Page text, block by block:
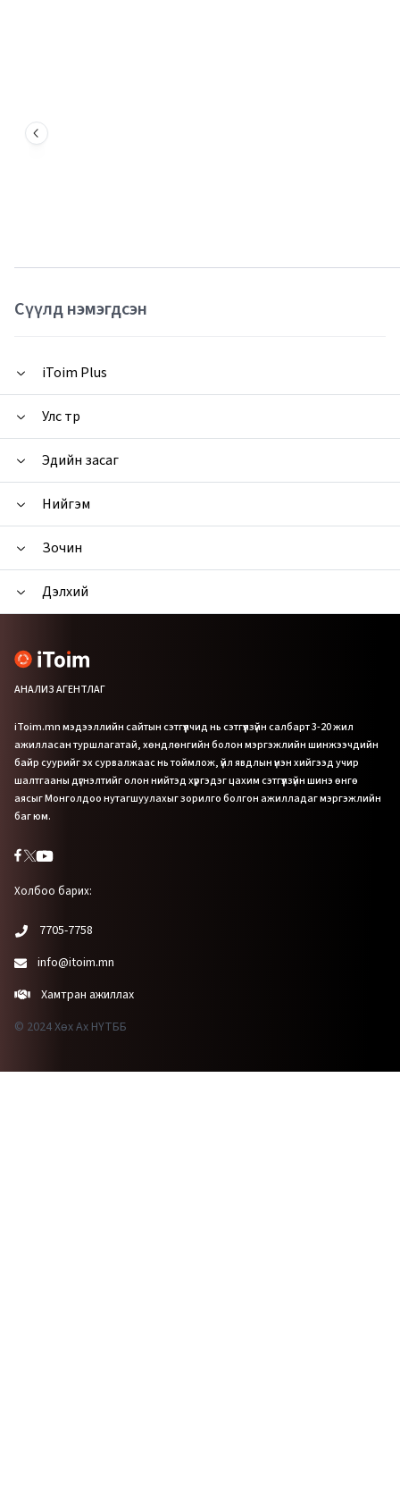
Сүүлд нэмэгдсэн
iToim Plus
Улс төр
Эдийн засаг
Нийгэм
Зочин
Дэлхий
АНАЛИЗ АГЕНТЛАГ
iToim.mn мэдээллийн сайтын сэтгүүлчид нь сэтгүүлзүйн салбарт 3-20 жил
ажилласан туршлагатай, хөндлөнгийн болон мэргэжлийн шинжээчдийн
байр суурийг эх сурвалжаас нь тоймлож, үйл явдлын үнэн хийгээд учир
шалтгааны дүгнэлтийг олон нийтэд хүргэдэг цахим сэтгүүлзүйн шинэ өнгө
аясыг Монголдоо нутагшуулахыг зорилго болгон ажилладаг мэргэжлийн
баг юм.
Холбоо барих:
7705-7758
info@itoim.mn
Хамтран ажиллах
© 2024 Хөх Ах НҮТББ